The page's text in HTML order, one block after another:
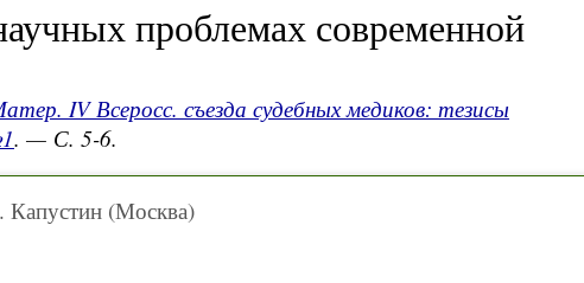
проблемах современной
IV Всеросс. съезда судебных медиков: тезисы
. — С. 5-6.
(Москва)